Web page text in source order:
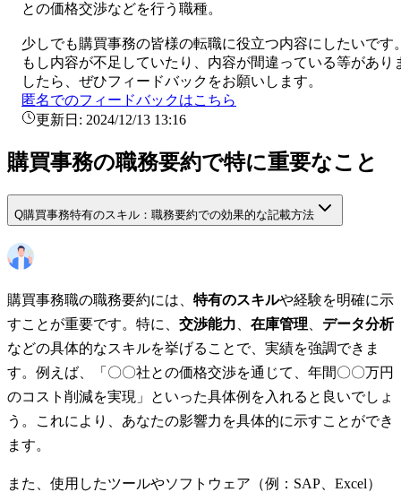
との価格交渉などを行う職種。
少しでも購買事務の皆様の転職に役立つ内容にしたいです
もし内容が不足していたり、内容が間違っている等があり
したら、ぜひフィードバックをお願いします。
匿名でのフィードバックはこちら
更新日: 2024/12/13 13:16
購買事務の職務要約で特に重要なこと
Q購買事務特有のスキル：職務要約での効果的な記載方法
購買事務職の職務要約には、 特有のスキルや経験を明確に示
すことが重要です。特に、 交渉能力 在庫管理
データ分析
などの具体的なスキルを挙げることで、実績を強調できま
す。例えば、「〇〇社との価格交渉を通じて、年間〇〇万円
のコスト削減を実現」といった具体例を入れると良いでしょ
う。これにより、あなたの影響力を具体的に示すことができ
ます。
また、使用したツールやソフトウェア（例：SAP、Excel）